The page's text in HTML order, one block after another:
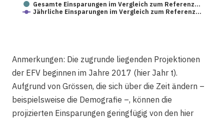
Gesamte Einsparungen im Vergleich zum Referenz…
Jährliche Einsparungen im Vergleich zum Referenz…
Anmerkungen: Die zugrunde liegenden Projektionen
der EFV beginnen im Jahre 2017 (hier Jahr t).
Aufgrund von Grössen, die sich über die Zeit ändern –
beispielsweise die Demografie –, können die
projizierten Einsparungen geringfügig von den hier